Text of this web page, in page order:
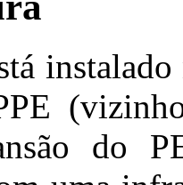
do